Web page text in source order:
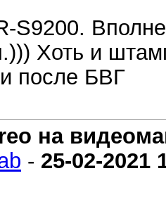
S9200.
Хоть и
после БВГ
на
- 25-02-2021